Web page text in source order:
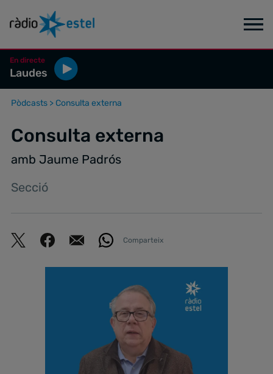
En directe
Laudes
Pòdcasts > Consulta externa
Consulta externa
amb Jaume Padrós
Secció
Comparteix